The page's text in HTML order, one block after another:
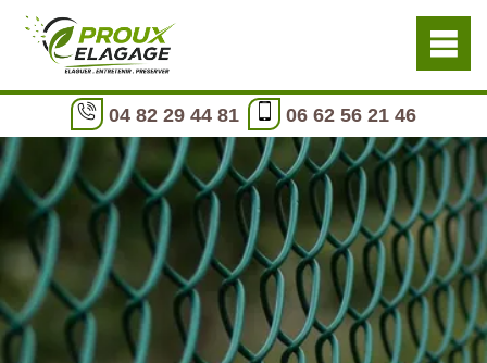
04 82 29 44 81 06 62 56 21 46